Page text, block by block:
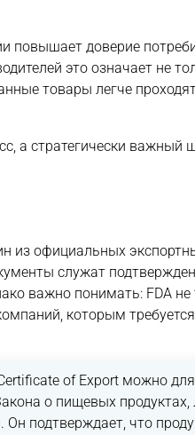
повышает доверие
это означает не
товары легче
а стратегически важный
из официальных
служат
важно понимать: FDA не
которым требуется
of Export можно
о пищевых продуктах,
Он подтверждает, что